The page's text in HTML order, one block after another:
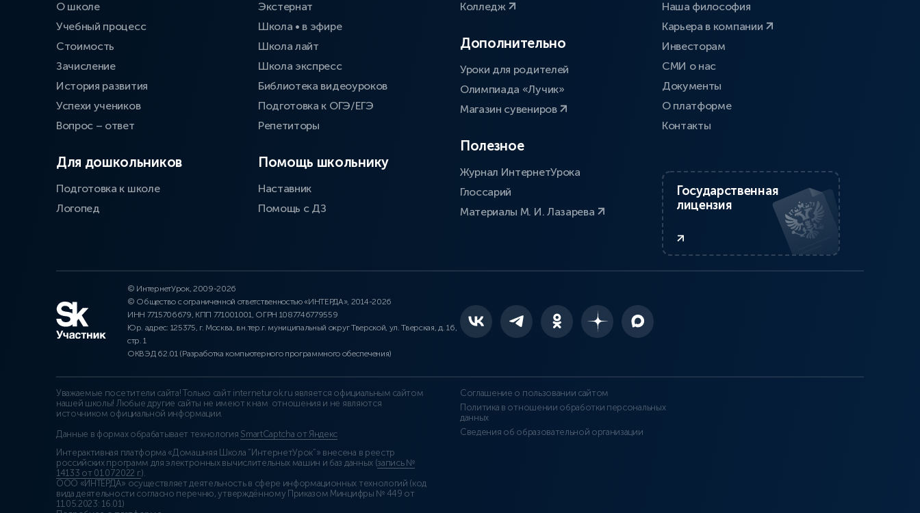
О школе
Учебный процесс
Стоимость
Зачисление
История развития
Успехи учеников
Вопрос – ответ
Для дошкольников
Подготовка к школе
Логопед
Экстернат
Школа • в эфире
Школа лайт
Школа экспресс
Библиотека видеоуроков
Подготовка к ОГЭ/ЕГЭ
Репетиторы
Помощь школьнику
Наставник
Помощь с ДЗ
Колледж
Дополнительно
Уроки для родителей
Олимпиада «Лучик»
Магазин сувениров
Полезное
Журнал ИнтернетУрока
Глоссарий
Материалы М. И. Лазарева
Наша философия
Карьера в компании
Инвесторам
СМИ о нас
Документы
О платформе
Контакты
Государственная
лицензия
© ИнтернетУрок, 2009-2026
© Общество с ограниченной ответственностью «ИНТЕРДА», 2014-2026
ИНН 7715706679, КПП 771001001, ОГРН 1087746779559
Юр. адрес: 125375, г. Москва, вн.тер.г. муниципальный округ Тверской, ул. Тверская, д. 16,
стр. 1
ОКВЭД 62.01 (Разработка компьютерного программного обеспечения)
Уважаемые посетители сайта! Только сайт interneturok.ru является официальным сайтом
нашей школы! Любые другие сайты не имеют к нам отношения и не являются
источником официальной информации.
Данные в формах обрабатывает технология SmartCaptcha от Яндекс
Интерактивная платформа «Домашняя Школа “ИнтернетУрок”» внесена в реестр
российских программ для электронных вычислительных машин и баз данных (запись №
14133 от 01.07.2022 г.).
ООО «ИНТЕРДА» осуществляет деятельность в сфере информационных технологий (код
вида деятельности согласно перечню, утверждённому Приказом Минцифры № 449 от
11.05.2023: 16.01)
Соглашение о пользовании сайтом
Политика в отношении обработки персональных
данных
Сведения об образовательной организации